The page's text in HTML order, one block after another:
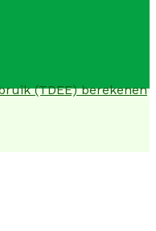
(TDEE) berekenen